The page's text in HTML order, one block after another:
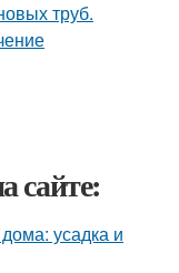
сайте:
усадка и